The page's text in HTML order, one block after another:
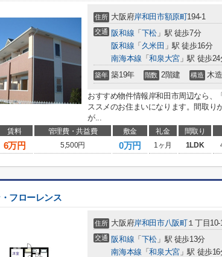
住所 大阪府岸和田市額原町194-1
交通 阪和線 「 下松 」駅 徒歩7分
阪和線 「 久米田 」駅 徒歩16分
南海本線 「和泉大宮」駅 徒歩24
築年 築19年 階数 2階建 構造 木造
おすすめ物件情報岸和田市周辺なら、
ススメのお住まいになります。間取り
が...
賃料 管理費・共益費 敷金 礼金 間取り
6万円 5,500円 0万円 1ヶ月 1LDK
フローレンス
住所 大阪府岸和田市八阪町１丁目10-
交通 阪和線 「 下松 」駅 徒歩13分
南海本線 「和泉大宮」駅 徒歩16